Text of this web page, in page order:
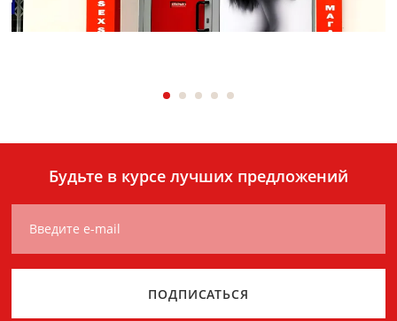
Будьте в курсе лучших предложений
Введите e-mail
ПОДПИСАТЬСЯ